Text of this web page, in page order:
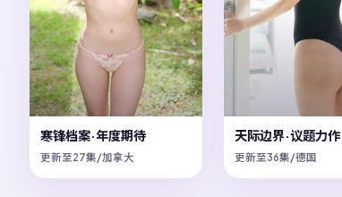
寒锋档案·年度期待
更新至27集/加拿大
天际边界·议题力作
更新至36集/德国